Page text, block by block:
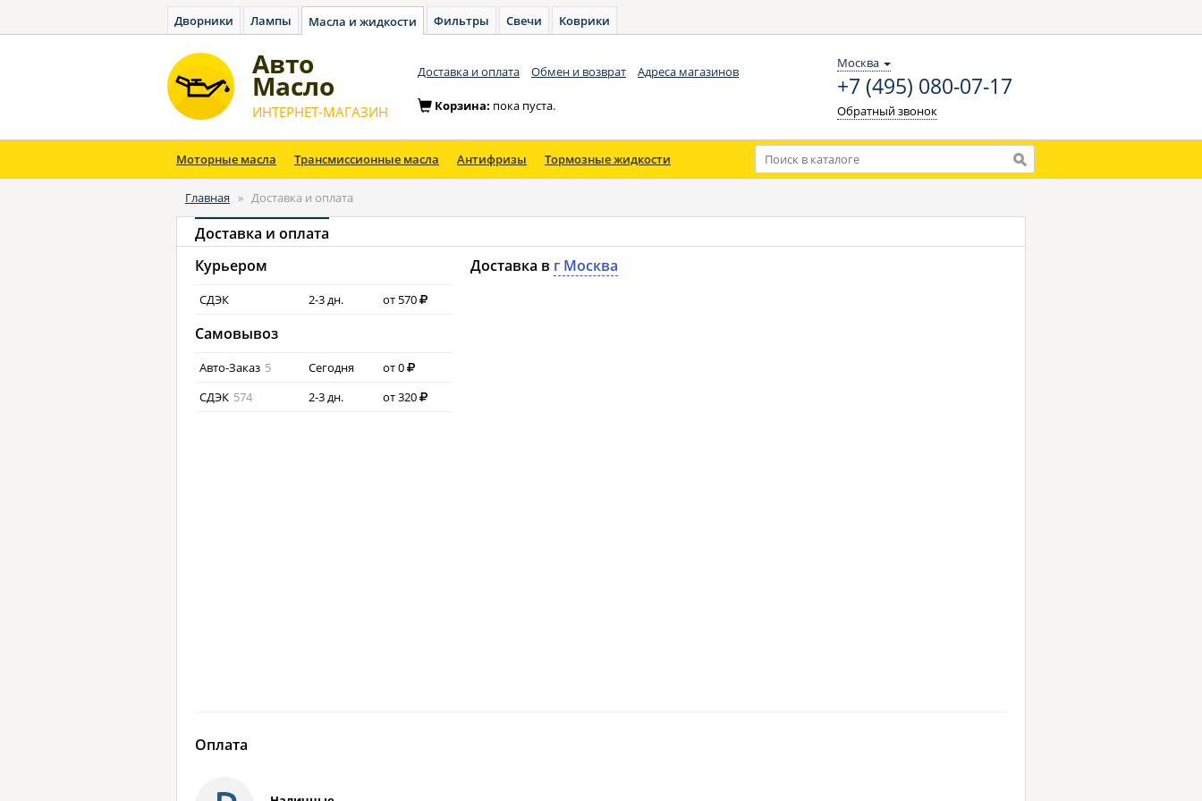
Дворники Лампы Масла и жидкости Фильтры Свечи Коврики
Авто
Масло
ИНТЕРНЕТ-МАГАЗИН
Доставка и оплата Обмен и возврат Адреса магазинов
Москва
+7 (495) 080-07-17
Обратный звонок
Корзина: пока пуста.
Моторные масла Трансмиссионные масла Антифризы Тормозные жидкости
Главная » Доставка и оплата
Доставка и оплата
Курьером
СДЭК 2-3 дн. от 570
Самовывоз
Авто-Заказ 5 Сегодня
от 0
СДЭК 574 2-3 дн. от 320
Доставка в г Москва
Оплата